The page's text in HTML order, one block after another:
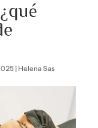
|Helena Sas